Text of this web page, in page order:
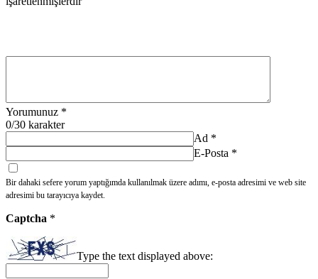
Yorumunuz *
0/30 karakter
Ad *
E-Posta *
Bir dahaki sefere yorum yaptığımda kullanılmak üzere adımı, e-posta adresimi ve web site
adresimi bu tarayıcıya kaydet.
Captcha *
Type the text displayed above: